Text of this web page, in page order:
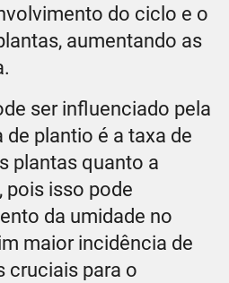
do ciclo e o
aumentando as
ser influenciado pela
de plantio é a taxa de
plantas quanto a
pois isso pode
da umidade no
maior incidência de
cruciais para o